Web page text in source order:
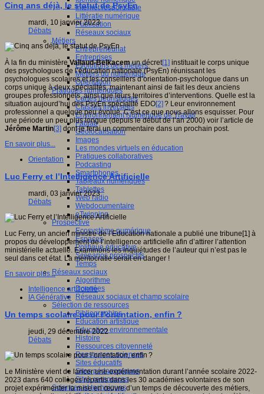
Internet responsable
Littératie numérique
Publication
Réseaux sociaux
Métiers
Entrepreneuriat
Entreprises
Evolutions des métiers
Métiers du numérique
Orientation
Pratiques numériques
Cartes heuristiques
Classes inversées
Environnement Numérique de Travail
Fablab
Géolocalisation
Images
Les mondes virtuels en éducation
Pratiques collaboratives
Podcasting
Smartphones
Tableaux numériques
Tablettes
Web radio
Webdocumentaire
eTwinning
Prospective
Ecosystème numérique
Espaces
Politique éducative
Scénarios prospectifs
Temps
Réseaux sociaux
Algorithme
Données
Réseaux sociaux et champ scolaire
Sélection de ressources
Bibliographies
Education artistique
Education environnementale
Histoire
Ressources citoyenneté
Ressources sciences
Sites éducatifs
Sites pédagogiques
Sites ressources
Sciences et techniques
Cinq ans déjà, le statut de PsyEn
mardi, 10 janvier 2023
Débats
À la fin du ministère Vallaud-Belkacemun décret[1] instituait le corps unique
des psychologues de l’éducation nationale (PsyEn) réunissant les
psychologues scolaires et les conseillers d’orientation-psychologue dans un
corps unique à deux spécialités, maintenant ainsi de fait les deux anciens
groupes professionnels, ainsi que leurs territoires d’interventions. Quelle est la
situation aujourd’hui des PsyEn spécialité EDO[2] ? Leur environnement
professionnel a quelque peu évolué. C’est ce que nous allons esquisser. Pour
une période un peu plus longue (depuis le début de l’an 2000) voir l’article de
Jérôme Martin[3] dont je ferai un commentaire dans un prochain post.
En savoir plus...
Orientation
Luc Ferry et l’Intelligence Artificielle
mardi, 03 janvier 2023
Débats
Luc Ferry, un ancien ministre de l’Education nationale a publié une tribune[1] à
propos du développement de l’intelligence artificielle afin d’attirer l’attention
ministérielle actuelle. Examinons les inquiétudes de l’auteur qui n’est pas le
seul dans cet état. La méritocratie serait en danger !
En savoir plus...
Intelligence artificielle
IA Générative
Un temps scolaire pour l’orientation, enfin ?
jeudi, 29 décembre 2022
Débats
Le Ministère vient de lancer une expérimentation durant l’année scolaire 2022-
2023 dans 640 collèges répartis dans les 30 académies volontaires de son
projet expérimenter la mise en œuvre d’un temps de découverte des métiers,